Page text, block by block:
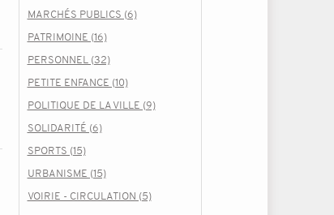
MARCHÉS PUBLICS (6)
PATRIMOINE (16)
PERSONNEL (32)
PETITE ENFANCE (10)
POLITIQUE DE LA VILLE (9)
SOLIDARITÉ (6)
SPORTS (15)
URBANISME (15)
VOIRIE - CIRCULATION (5)